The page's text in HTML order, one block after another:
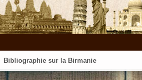
Bibliographie sur la Birmanie